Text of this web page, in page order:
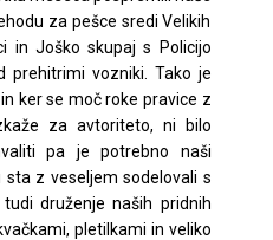
za pešce sredi Velikih
in Joško skupaj s Policijo
prehitrimi vozniki. Tako je
ker se moč roke pravice z
za avtoriteto, ni bilo
pa je potrebno naši
sta z veseljem sodelovali s
druženje naših pridnih
pletilkami in veliko